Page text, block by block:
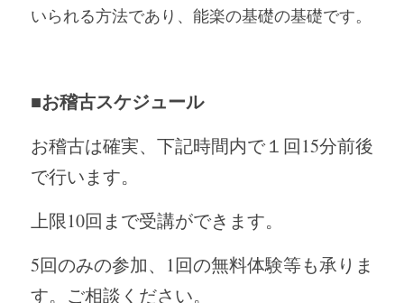
いられる方法であり、能楽の基礎の基礎です。
■お稽古スケジュール
お稽古は確実、下記時間内で１回15分前後
で行います。
上限10回まで受講ができます。
5回のみの参加、1回の無料体験等も承りま
す。ご相談ください。